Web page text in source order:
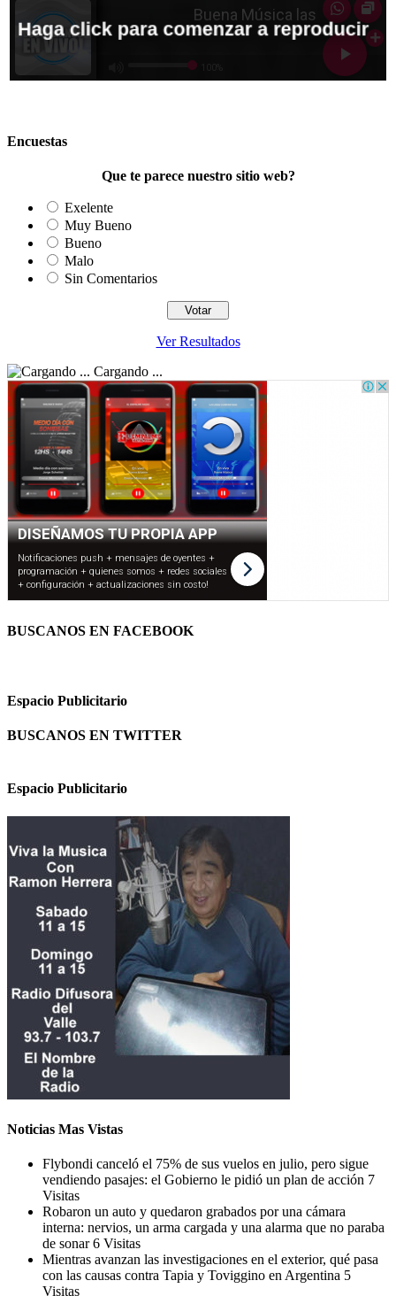
Encuestas
Que te parece nuestro sitio web?
Exelente
Muy Bueno
Bueno
Malo
Sin Comentarios
Ver Resultados
Cargando ...
BUSCANOS EN FACEBOOK
Espacio Publicitario
BUSCANOS EN TWITTER
Espacio Publicitario
Noticias Mas Vistas
Flybondi canceló el 75% de sus vuelos en julio, pero sigue
vendiendo pasajes: el Gobierno le pidió un plan de acción 7
Visitas
Robaron un auto y quedaron grabados por una cámara
interna: nervios, un arma cargada y una alarma que no paraba
de sonar6 Visitas
Mientras avanzan las investigaciones en el exterior, qué pasa
con las causas contra Tapia y Toviggino en Argentina 5
Visitas